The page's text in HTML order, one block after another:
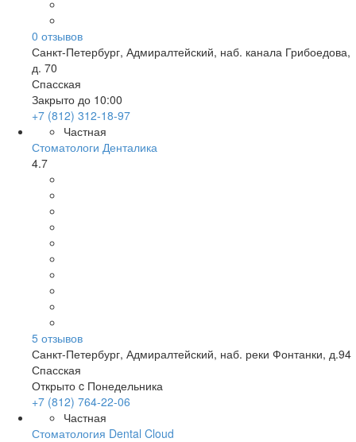
0 отзывов
Санкт-Петербург, Адмиралтейский, наб. канала Грибоедова,
д. 70
Спасская
Закрыто до 10:00
+7 (812) 312-18-97
Частная
Стоматологи Денталика
4.7
5 отзывов
Санкт-Петербург, Адмиралтейский, наб. реки Фонтанки, д.94
Спасская
Открыто c Понедельника
+7 (812) 764-22-06
Частная
Стоматология Dental Cloud